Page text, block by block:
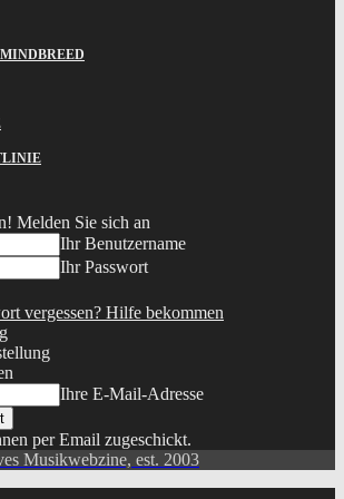
Melden Sie sich an
Ihr Benutzername
Ihr Passwort
vergessen? Hilfe bekommen
Ihre E-Mail-Adresse
per Email zugeschickt.
Musikwebzine, est. 2003